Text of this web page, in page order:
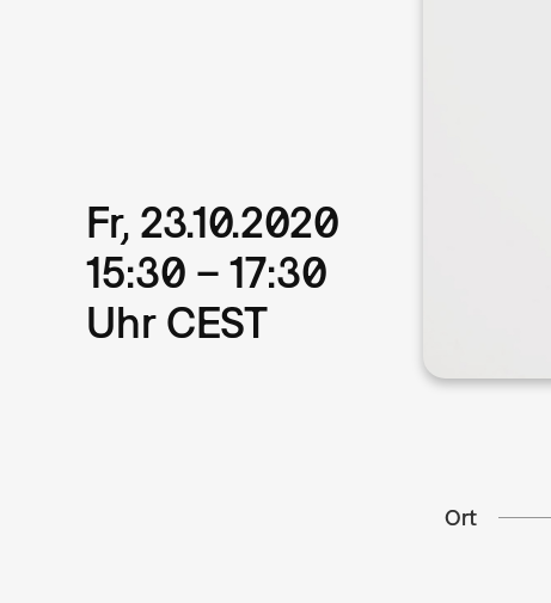
Fr, 23.10.2020
15:30 – 17:30
Uhr CEST
Ort